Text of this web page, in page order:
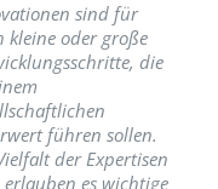
sind für
kleine oder große
die
führen sollen.
der Expertisen
es wichtige